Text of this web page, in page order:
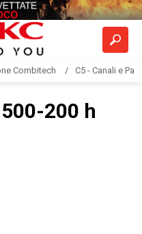
Combitech C5 - Canali e
200 h